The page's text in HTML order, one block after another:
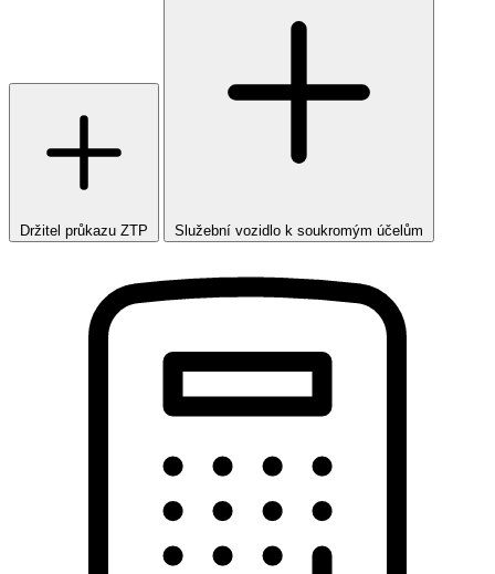
Držitel průkazu ZTP Služební vozidlo k soukromým účelům